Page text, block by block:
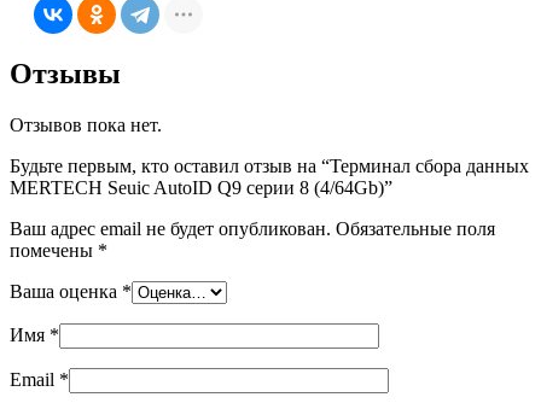
Отзывы
Отзывов пока нет.
Будьте первым, кто оставил отзыв на “Терминал сбора данных
MERTECH Seuic AutoID Q9 серии 8 (4/64Gb)”
Ваш адрес email не будет опубликован. Обязательные поля
помечены *
Ваша оценка *
Имя *
Email *